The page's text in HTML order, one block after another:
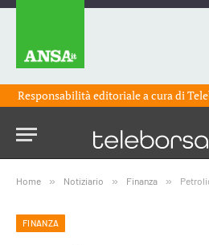
Responsabilità editoriale a cura di
Home » Notiziario » Finanza » Petrolio,
FINANZA